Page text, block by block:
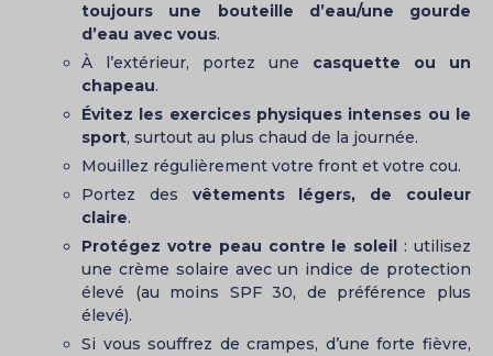
toujours une bouteille d’eau/une gourde
d’eau avec vous.
À l’extérieur, portez une casquette ou un
chapeau.
Évitez les exercices physiques intenses ou le
sport, surtout au plus chaud de la journée.
Mouillez régulièrement votre front et votre cou.
Portez des vêtements légers, de couleur
claire.
Protégez votre peau contre le soleil : utilisez
une crème solaire avec un indice de protection
élevé (au moins SPF 30, de préférence plus
élevé).
Si vous souffrez de crampes, d’une forte fièvre,